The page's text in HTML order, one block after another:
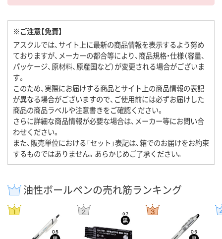
※ご注意【免責】
アスクルでは、サイト上に最新の商品情報を表示するよう努め
ておりますが、メーカーの都合等により、商品規格・仕様（容量、
パッケージ、原材料、原産国など）が変更される場合がございま
す。
このため、実際にお届けする商品とサイト上の商品情報の表記
が異なる場合がございますので、ご使用前には必ずお届けした
商品の商品ラベルや注意書きをご確認ください。
さらに詳細な商品情報が必要な場合は、メーカー等にお問い合
わせください。
また、販売単位における「セット」表記は、箱でのお届けをお約束
するものではありません。あらかじめご了承ください。
油性ボールペンの売れ筋ランキング